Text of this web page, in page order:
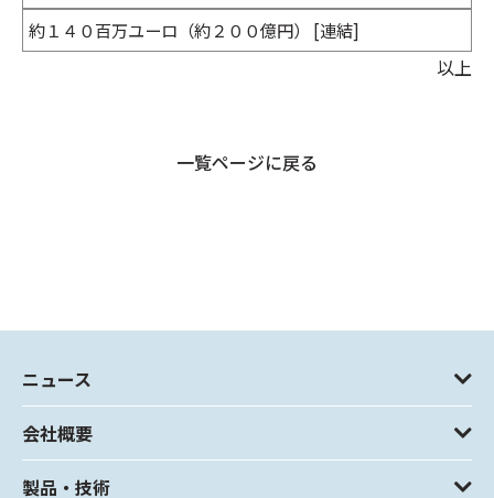
約１４０百万ユーロ（約２００億円） [連結]
以上
一覧ページに戻る
ニュース
会社概要
製品・技術